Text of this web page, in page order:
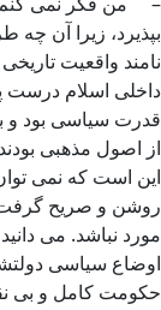
بپذیرد، زیرا آن
نامند واقعیت
داخلی اسلام درست
قدرت سیاسی بود و
از اصول مذهبی
این است که نمی
روشن و صریح گرفت
مورد نباشد. می
اوضاع سیاسی
حکومت کامل و بی